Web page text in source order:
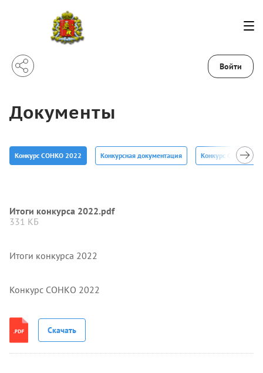
Войти
Документы
Конкурс СОНКО 2022 Конкурсная документация Конкурс СОНКО
Итоги конкурса 2022.pdf
331 КБ
Итоги конкурса 2022
Конкурс СОНКО 2022
Скачать